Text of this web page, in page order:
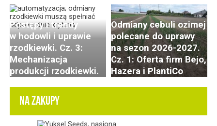
Postępy i trendy
w hodowli i uprawie
rzodkiewki. Cz. 3:
Mechanizacja
produkcji rzodkiewki.
Odmiany cebuli ozimej
polecane do uprawy
na sezon 2026-2027.
Cz. 1: Oferta firm Bejo,
Hazera i PlantiCo
NA ZAKUPY